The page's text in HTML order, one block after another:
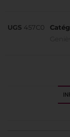
UGS 457C0